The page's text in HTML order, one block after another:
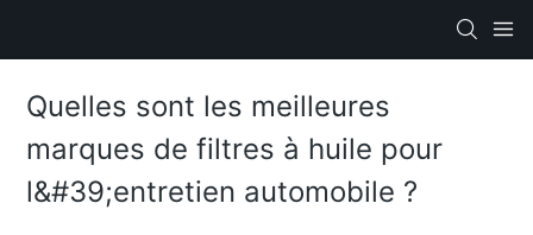
Quelles sont les meilleures
marques de filtres à huile pour
l&#39;entretien automobile ?